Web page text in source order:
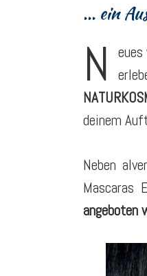
... ein
N
deinem
Neben
Mascaras
angeboten